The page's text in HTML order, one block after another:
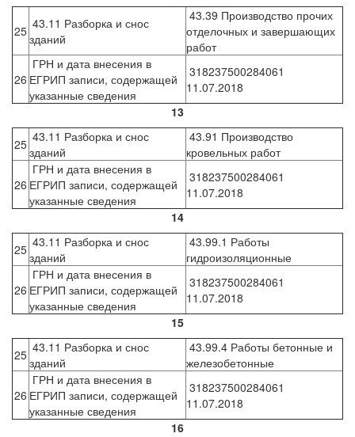
25 43.11 Разборка и снос
зданий
43.39 Производство прочих
отделочных и завершающих
работ
26
ГРН и дата внесения в
ЕГРИП записи, содержащей
указанные сведения
318237500284061
11.07.2018
13
25 43.11 Разборка и снос
зданий
43.91 Производство
кровельных работ
26
ГРН и дата внесения в
ЕГРИП записи, содержащей
указанные сведения
318237500284061
11.07.2018
14
25 43.11 Разборка и снос
зданий
43.99.1 Работы
гидроизоляционные
26
ГРН и дата внесения в
ЕГРИП записи, содержащей
указанные сведения
318237500284061
11.07.2018
15
25 43.11 Разборка и снос
зданий
43.99.4 Работы бетонные и
железобетонные
26
ГРН и дата внесения в
ЕГРИП записи, содержащей
указанные сведения
318237500284061
11.07.2018
16